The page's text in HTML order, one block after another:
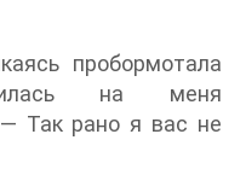
пробормотала
на меня
Так рано я вас не